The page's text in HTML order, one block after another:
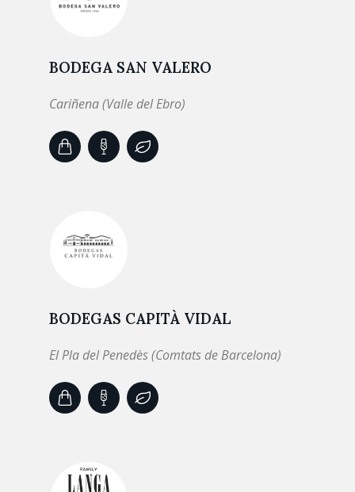
BODEGA SAN VALERO
Cariñena (Valle del Ebro)
BODEGAS CAPITÀ VIDAL
El Pla del Penedès (Comtats de Barcelona)